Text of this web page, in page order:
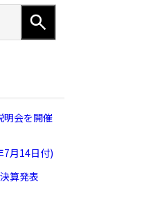
明会を開催
7月14日付)
算発表